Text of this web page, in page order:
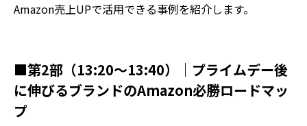
Amazon売上UPで活用できる事例を紹介します。
■第2部（13:20～13:40）｜プライムデー後
に伸びるブランドのAmazon必勝ロードマッ
プ